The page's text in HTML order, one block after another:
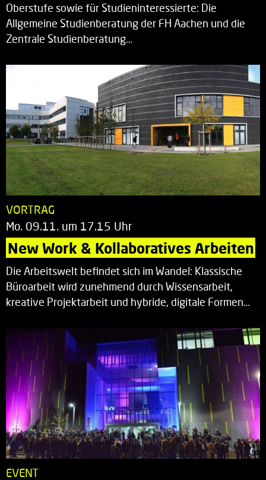
Oberstufe sowie für Studieninteressierte: Die
Allgemeine Studienberatung der FH Aachen und die
Zentrale Studienberatung…
VORTRAG
Mo. 09.11. um 17.15 Uhr
New Work & Kollaboratives Arbeiten
Die Arbeitswelt befindet sich im Wandel: Klassische
Büroarbeit wird zunehmend durch Wissensarbeit,
kreative Projektarbeit und hybride, digitale Formen…
EVENT